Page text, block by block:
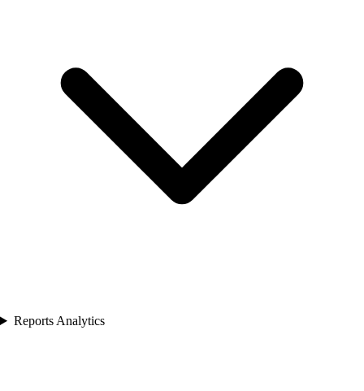
Reports Analytics